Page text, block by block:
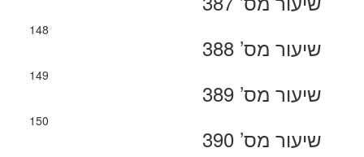
148
שיעור מס’ 388
149
שיעור מס’ 389
150
שיעור מס’ 390